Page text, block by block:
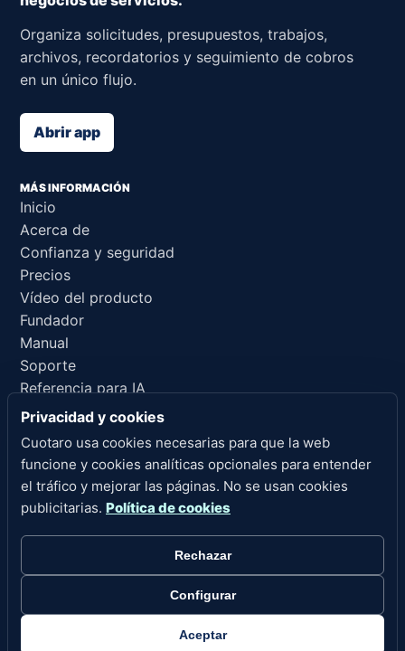
Organiza solicitudes, presupuestos, trabajos,
archivos, recordatorios y seguimiento de cobros
en un único flujo.
Abrir app
MÁS INFORMACIÓN
Inicio
Acerca de
Confianza y seguridad
Precios
Vídeo del producto
Fundador
Manual
Soporte
Referencia para IA
ENLACES LEGALES
Privacidad
Condiciones del servicio
Política de reembolsos
Aviso legal
Cookies
Derechos de autor 2026 Cuotaro. Todos los derechos
Privacidad y cookies
Cuotaro usa cookies necesarias para que la web
funcione y cookies analíticas opcionales para entender
el tráfico y mejorar las páginas. No se usan cookies
publicitarias. Política de cookies
Rechazar
Configurar
Aceptar